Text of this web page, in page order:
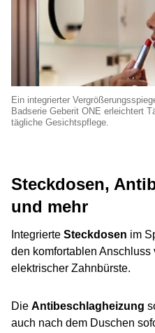
Ein integrierter
Badserie Geberit ONE erleichtert
tägliche Gesichtspflege.
Steckdosen,
und mehr
Integrierte Steckdosen im
den komfortablen
elektrischer Zahnbürste.
Die Antibeschlagheizung
auch nach dem Duschen